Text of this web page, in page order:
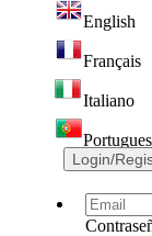
English
Français
Italiano
Portugues
Login/